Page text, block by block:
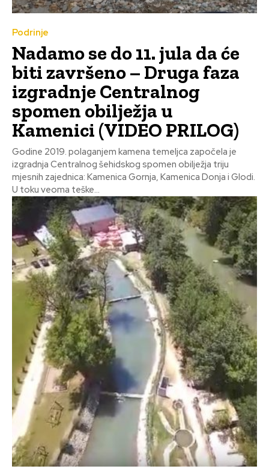
Podrinje
Nadamo se do 11. jula da će
biti završeno – Druga faza
izgradnje Centralnog
spomen obilježja u
Kamenici (VIDEO PRILOG)
Godine 2019. polaganjem kamena temeljca započela je
izgradnja Centralnog šehidskog spomen obilježja triju
mjesnih zajednica: Kamenica Gornja, Kamenica Donja i Glodi.
U toku veoma teške...